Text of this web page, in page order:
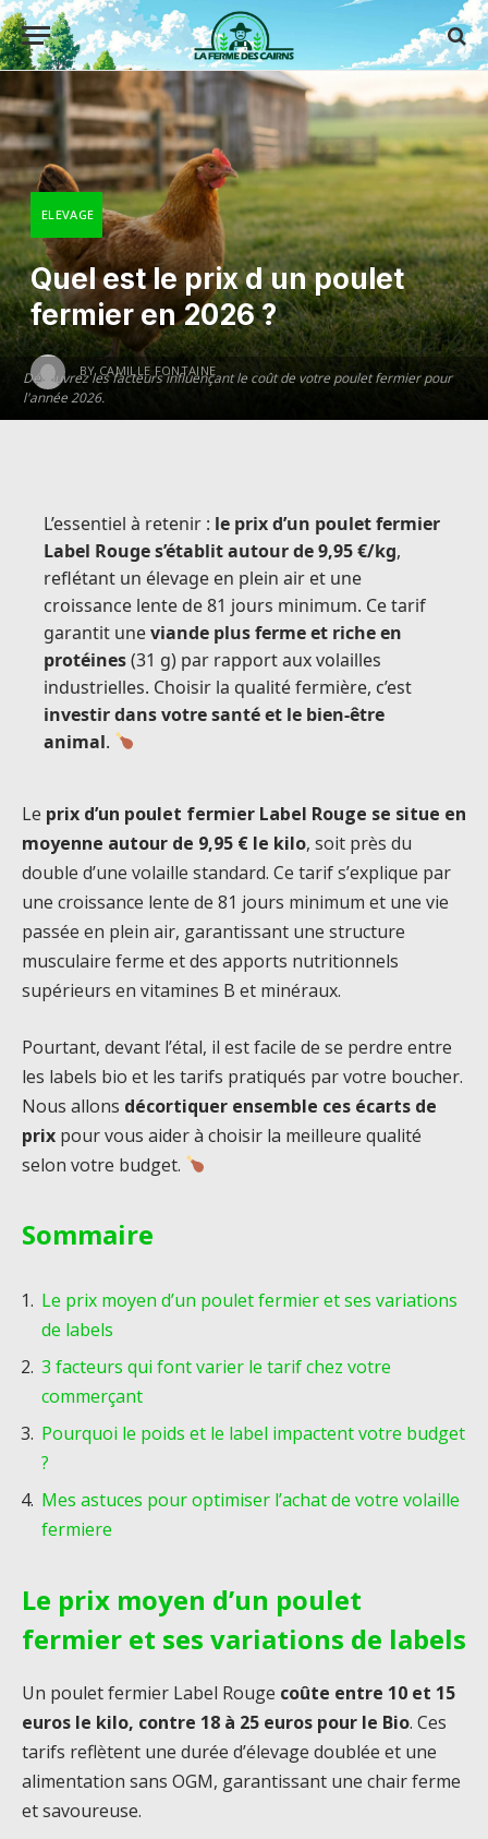
Découvrez les facteurs influençant le coût de votre poulet fermier pour
l'année 2026.
ELEVAGE
Quel est le prix d un poulet
fermier en 2026 ?
BY CAMILLE FONTAINE
L’essentiel à retenir : le prix d’un poulet fermier
Label Rouge s’établit autour de 9,95 €/kg,
reflétant un élevage en plein air et une
croissance lente de 81 jours minimum. Ce tarif
garantit uneviande plus ferme et riche en
protéines(31 g) par rapport aux volailles
industrielles. Choisir la qualité fermière, c’est
investir dans votre santé et le bien-être
animal.
Le prix d’un poulet fermier Label Rouge se situe en
moyenne autour de 9,95 € le kilo, soit près du
double d’une volaille standard. Ce tarif s’explique par
une croissance lente de 81 jours minimum et une vie
passée en plein air, garantissant une structure
musculaire ferme et des apports nutritionnels
supérieurs en vitamines B et minéraux.
Pourtant, devant l’étal, il est facile de se perdre entre
les labels bio et les tarifs pratiqués par votre boucher.
Nous allons décortiquer ensemble ces écarts de
prix pour vous aider à choisir la meilleure qualité
selon votre budget.
Sommaire
Le prix moyen d’un poulet fermier et ses variations
de labels
3 facteurs qui font varier le tarif chez votre
commerçant
Pourquoi le poids et le label impactent votre budget
?
Mes astuces pour optimiser l’achat de votre volaille
fermiere
Le prix moyen d’un poulet
fermier et ses variations de labels
Un poulet fermier Label Rouge coûte entre 10 et 15
euros le kilo, contre 18 à 25 euros pour le Bio. Ces
tarifs reflètent une durée d’élevage doublée et une
alimentation sans OGM, garantissant une chair ferme
et savoureuse.